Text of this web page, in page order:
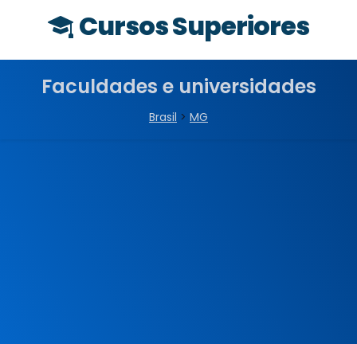
Cursos Superiores
Faculdades e universidades
Brasil > MG